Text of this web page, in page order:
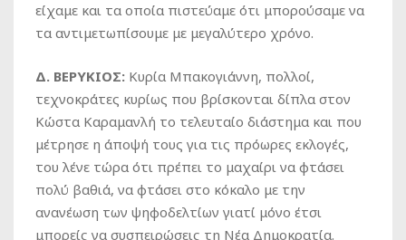
είχαμε και τα οποία πιστεύαμε ότι μπορούσαμε να
τα αντιμετωπίσουμε με μεγαλύτερο χρόνο.
Δ. ΒΕΡΥΚΙΟΣ: Κυρία Μπακογιάννη, πολλοί,
τεχνοκράτες κυρίως που βρίσκονται δίπλα στον
Κώστα Καραμανλή το τελευταίο διάστημα και που
μέτρησε η άποψή τους για τις πρόωρες εκλογές,
του λένε τώρα ότι πρέπει το μαχαίρι να φτάσει
πολύ βαθιά, να φτάσει στο κόκαλο με την
ανανέωση των ψηφοδελτίων γιατί μόνο έτσι
μπορείς να συσπειρώσεις τη Νέα Δημοκρατία.